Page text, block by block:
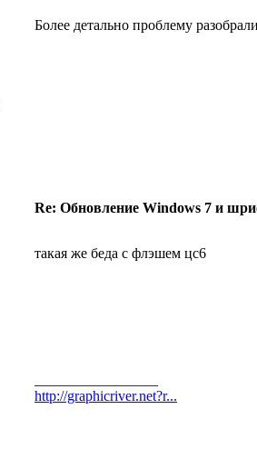
Более детально проблему
Re: Обновление Windows 7 и
такая же беда с флэшем цс6
http://graphicriver.net?r...